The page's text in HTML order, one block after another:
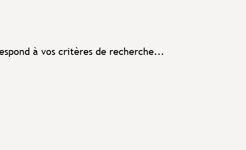
à vos critères de recherche...